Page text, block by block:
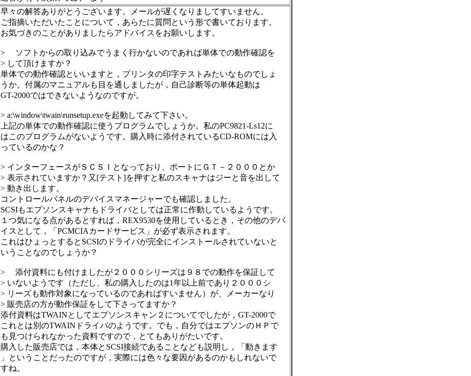
早々の解答ありがとうございます。メールが遅くなりましてすいません。
ご指摘いただいたことについて，あらたに質問という形で書いております。
お気づきのことがありましたらアドバイスをお願いします。
> ソフトからの取り込みでうまく行かないのであれば単体での動作確認を
> して頂けますか？
単体での動作確認といいますと，プリンタの印字テストみたいなものでしょ
うか。付属のマニュアルも目を通しましたが，自己診断等の単体起動は
GT-2000ではできないようなのですが。
> a:\window\twain\runsetup.exeを起動してみて下さい。
上記の単体での動作確認に使うプログラムでしょうか。私のPC9821-Ls12に
はこのプログラムがないようです。購入時に添付されているCD-ROMには入
っているのかな？
> インターフェースがＳＣＳＩとなっており、ポートにＧＴ－２０００とか
> 表示されていますか？又[テスト]を押すと私のスキャナはジーと音を出して
> 動き出します。
コントロールパネルのデバイスマネージャーでも確認しました。
SCSIもエプソンスキャナもドライバとしては正常に作動しているようです。
１つ気になる点があるとすれば，REX9530を使用しているとき，その他のデバ
イスとして，「PCMCIAカードサービス」が必ず表示されます。
これはひょっとするとSCSIのドライバが完全にインストールされていないと
いうことなのでしょうか？
> 添付資料にも付けましたが２０００シリーズは９８での動作を保証して
> いないようです（ただし、私の購入したのは1年以上前であり２０００シ
> リーズも動作対象になっているのであればすいません）が、メーカーなり
> 販売店の方が動作保証をして下さってますか？
添付資料はTWAINとしてエプソンスキャン２についてでしたが，GT-2000で
これとは別のTWAINドライバのようです。でも，自分ではエプソンのＨＰで
も見つけられなかった資料ですので，とてもありがたいです。
購入した販売店では，本体とSCSI接続であることなども説明し，「動きます
」ということだったのですが，実際には色々な要因があるのかもしれないで
すね。